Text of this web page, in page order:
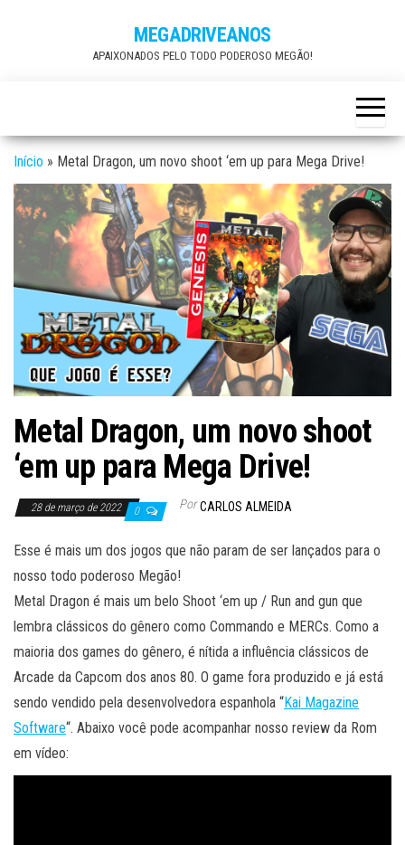
MEGADRIVEANOS
APAIXONADOS PELO TODO PODEROSO MEGÃO!
Início » Metal Dragon, um novo shoot ‘em up para Mega Drive!
Metal Dragon, um novo shoot
‘em up para Mega Drive!
28 de março de 2022 0 Por CARLOS ALMEIDA
Esse é mais um dos jogos que não param de ser lançados para o
nosso todo poderoso Megão!
Metal Dragon é mais um belo Shoot ‘em up / Run and gun que
lembra clássicos do gênero como Commando e MERCs. Como a
maioria dos games do gênero, é nítida a influência clássicos de
Arcade da Capcom dos anos 80. O game fora produzido e já está
sendo vendido pela desenvolvedora espanhola “Kai Magazine
Software“. Abaixo você pode acompanhar nosso review da Rom
em vídeo: